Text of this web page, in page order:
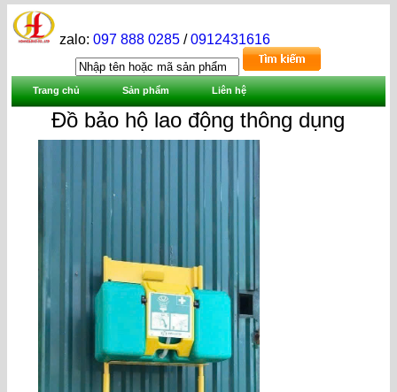
zalo:097 888 0285 /0912431616
Trang chủ Sản phẩm Liên hệ
Đồ bảo hộ lao động thông dụng